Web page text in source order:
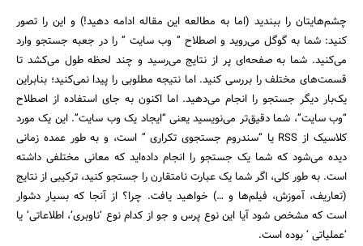
چشم‌هایتان را ببندید (اما به مطالعه این مقاله ادامه دهید!) و این را تصور
کنید: شما به گوگل می‌روید و اصطلاح ” وب سایت ” را در جعبه جستجو وارد
می‌کنید. شما به صفحه‌ای پر از نتایج می‌رسید و چند لحظه طول می‌کشد تا
قسمت‌های مختلف را بررسی کنید. اما نتیجه مطلوبی را پیدا نمی‌کنید؛ بنابراین
یک‌بار دیگر جستجو را انجام می‌دهید. اما اکنون به جای استفاده از اصطلاح
“وب سایت”، شما دقیق‌تر می‌نویسید یعنی “ایجاد یک وب سایت”. این یک مورد
کلاسیک از RSS یا “سندروم جستجوی تکراری ” است، و به طور عمده زمانی
دیده می‌شود که شما یک جستجو را انجام داده‌اید که معانی مختلفی داشته
است. به طور کلی، اگر شما یک عبارت نامتقارن را جستجو کنید، ترکیبی از نتایج
(تعاریف، آموزش، فیلم‌ها و …) خواهید یافت. چرا؟ از آنجا که بسیار دشوار
است که مشخص شود آیا این نوع پرس و جو از کدام نوع ‘ناوبری‘، اطلاعاتی‘ یا
‘عملیاتی ‘ بوده است.